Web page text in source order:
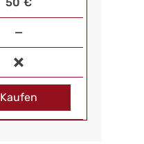
—
Kaufen